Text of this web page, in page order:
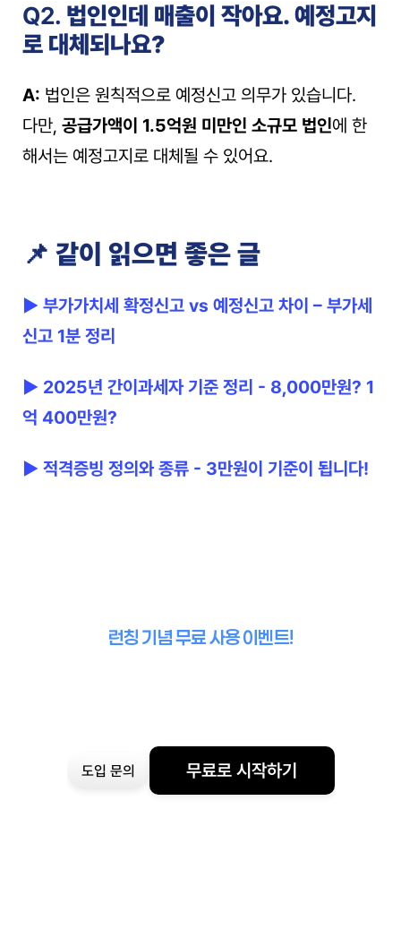
Q2. 법인인데 매출이 작아요. 예정고지
로 대체되나요?
A: 법인은 원칙적으로 예정신고 의무가 있습니다.
다만, 공급가액이 1.5억원 미만인 소규모 법인에 한
해서는 예정고지로 대체될 수 있어요.
📌 같이 읽으면 좋은 글
▶ 부가가치세 확정신고 vs 예정신고 차이 – 부가세
신고 1분 정리
▶ 2025년 간이과세자 기준 정리 - 8,000만원? 1
억 400만원?
▶ 적격증빙 정의와 종류 - 3만원이 기준이 됩니다!
런칭 기념 무료 사용 이벤트!
도입 문의 무료로 시작하기